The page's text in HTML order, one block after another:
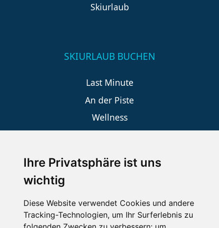
Ihre Privatsphäre ist uns
wichtig
Diese Website verwendet Cookies und andere
Tracking-Technologien, um Ihr Surferlebnis zu
Skiurlaub
SKIURLAUB BUCHEN
Last Minute
An der Piste
Wellness
SCHNEEHÖHEN SKI APP
Die Schneehoehen Ski APP für iOS und Android - Ein
Muss für alle Wintersportler und Schneefreaks!